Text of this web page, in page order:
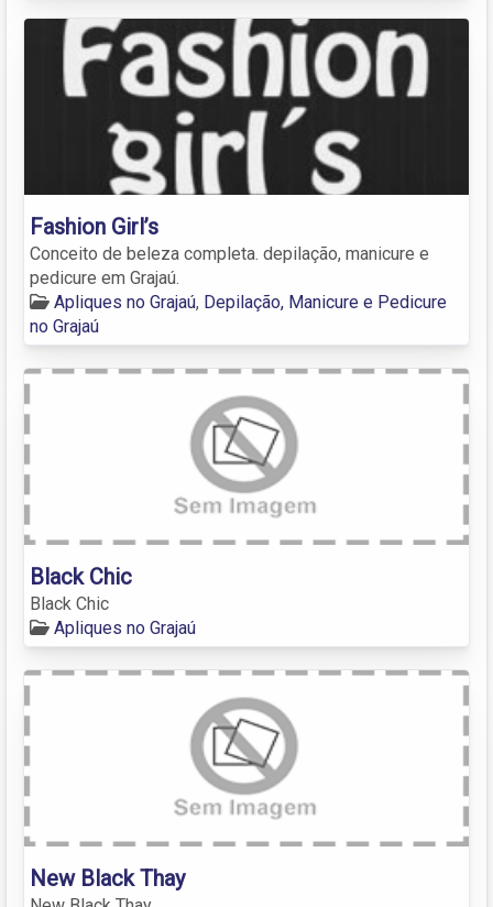
Fashion Girl’s
Conceito de beleza completa. depilação, manicure e
pedicure em Grajaú.
Apliques no Grajaú, Depilação, Manicure e Pedicure
no Grajaú
Black Chic
Black Chic
Apliques no Grajaú
New Black Thay